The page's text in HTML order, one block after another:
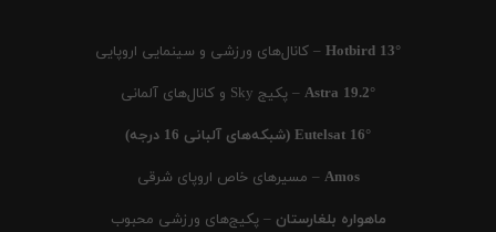
Hotbird 13° – کانال‌های ورزشی و سینمایی اروپایی
Astra 19.2° – پکیج Sky و کانال‌های آلمانی
Eutelsat 16° (شبکه‌های آلبانی 16 درجه)
Amos – مسیرهای خاص اروپای شرقی
ماهواره بلغارستان – پکیج‌های ورزشی محبوب